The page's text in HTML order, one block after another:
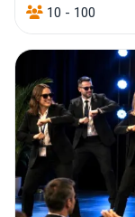
10 - 100